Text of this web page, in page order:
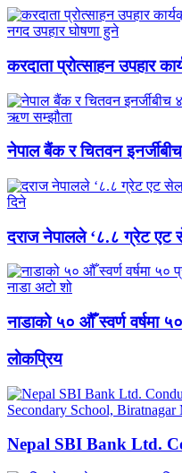
करदाता प्रोत्साहन उपहार
नेपाल बैंक र चितवन
दराज नेपालले ‘८.८ ग्रेट एट
नाडाको ५० औँ स्वर्ण वर्षमा
लाेकप्रिय
Nepal SBI Bank Ltd.